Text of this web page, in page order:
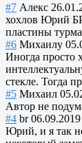
#7 Алекс
хохлов Юрий
пластины
#6 Михаилу
Иногда просто
стекле. Тогда
#5 Михаил
Автор не
#4 br
Юрий, и я так